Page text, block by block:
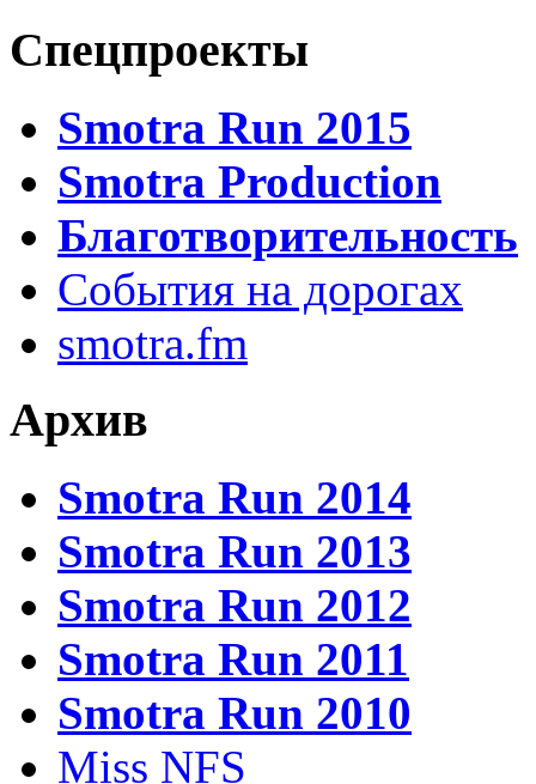
Спецпроекты
Smotra Run 2015
Smotra Production
Благотворительность
События на дорогах
smotra.fm
Архив
Smotra Run 2014
Smotra Run 2013
Smotra Run 2012
Smotra Run 2011
Smotra Run 2010
Miss NFS